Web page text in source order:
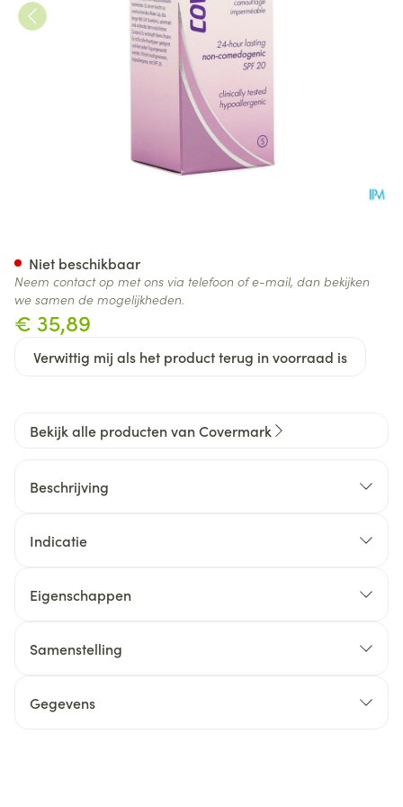
€ 35,89
Verwittig mij als het product terug in voorraad is
Niet beschikbaar
Neem contact op met ons via telefoon of e-mail, dan bekijken
we samen de mogelijkheden.
Bekijk alle producten van Covermark
Beschrijving
Indicatie
Eigenschappen
Samenstelling
Gegevens